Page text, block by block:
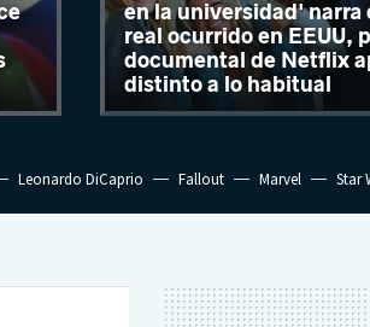
en la universidad' narra
real ocurrido en EEUU,
documental de Netflix
distinto a lo habitual
Leonardo DiCaprio Fallout Marvel Star